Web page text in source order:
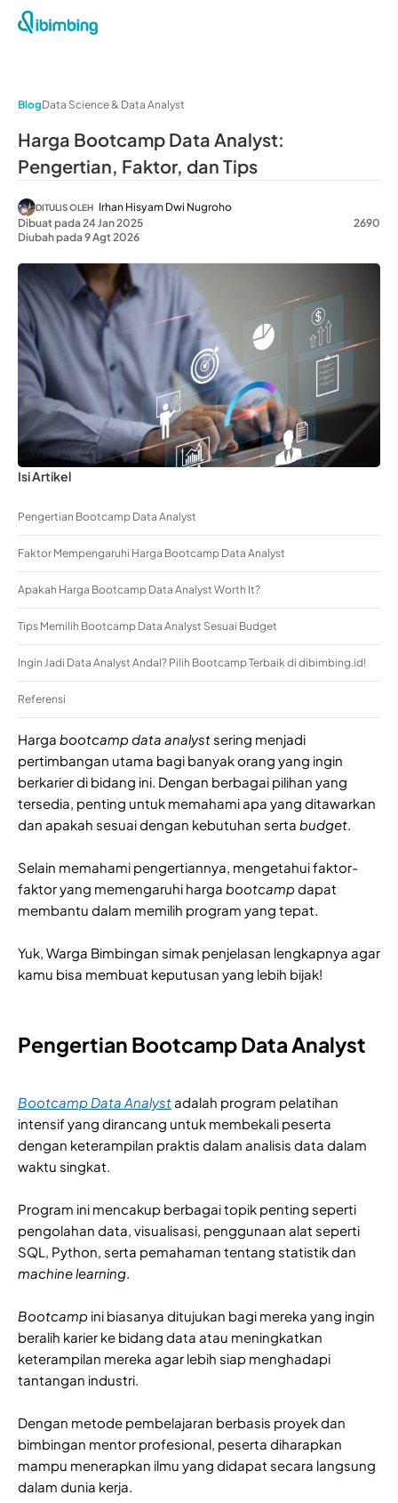
BlogData Science & Data Analyst
Harga Bootcamp Data Analyst:
Pengertian, Faktor, dan Tips
DITULIS OLEH Irhan Hisyam Dwi Nugroho
Dibuat pada 24 Jan 2025
Diubah pada 9 Agt 2026
2690
Isi Artikel
Pengertian Bootcamp Data Analyst
Faktor Mempengaruhi Harga Bootcamp Data Analyst
Apakah Harga Bootcamp Data Analyst Worth It?
Tips Memilih Bootcamp Data Analyst Sesuai Budget
Ingin Jadi Data Analyst Andal? Pilih Bootcamp Terbaik di dibimbing.id!
Referensi
Harga bootcamp data analystsering menjadi
pertimbangan utama bagi banyak orang yang ingin
berkarier di bidang ini. Dengan berbagai pilihan yang
tersedia, penting untuk memahami apa yang ditawarkan
dan apakah sesuai dengan kebutuhan serta budget.
Selain memahami pengertiannya, mengetahui faktor-
faktor yang memengaruhi harga bootcampdapat
membantu dalam memilih program yang tepat.
Yuk, Warga Bimbingan simak penjelasan lengkapnya agar
kamu bisa membuat keputusan yang lebih bijak!
Pengertian Bootcamp Data Analyst
Bootcamp Data Analystadalah program pelatihan
intensif yang dirancang untuk membekali peserta
dengan keterampilan praktis dalam analisis data dalam
waktu singkat.
Program ini mencakup berbagai topik penting seperti
pengolahan data, visualisasi, penggunaan alat seperti
SQL, Python, serta pemahaman tentang statistik dan
machine learning.
Bootcamp ini biasanya ditujukan bagi mereka yang ingin
beralih karier ke bidang data atau meningkatkan
keterampilan mereka agar lebih siap menghadapi
tantangan industri.
Dengan metode pembelajaran berbasis proyek dan
bimbingan mentor profesional, peserta diharapkan
mampu menerapkan ilmu yang didapat secara langsung
dalam dunia kerja.